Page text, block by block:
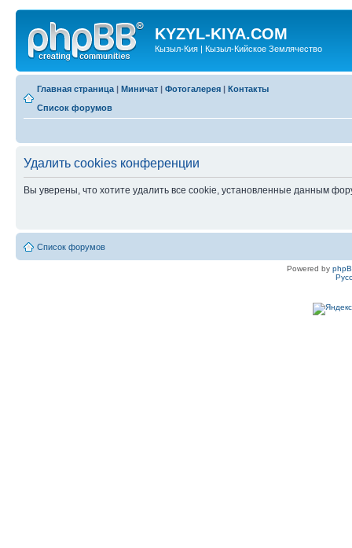
KYZYL-KIYA.COM
Кызыл-Кия | Кызыл-Кийское Землячество
Главная страница | Миничат | Фотогалерея | Контакты
Список форумов
Удалить cookies конференции
Вы уверены, что хотите удалить все cookie, установленные данным
Список форумов
Powered by